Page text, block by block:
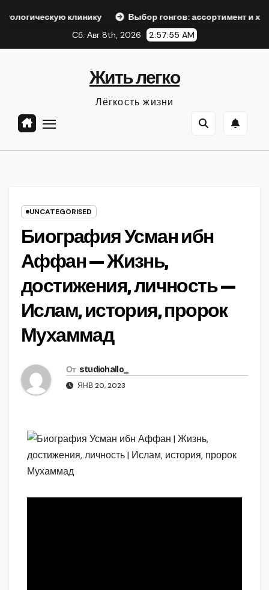
клинику
Выбор гонгов: ассортимент и
Сб. Авг 8th, 2026
2:57:56 AM
Жить легко
Лёгкость жизни
UNCATEGORISED
Биография Усман ибн
Аффан — Жизнь,
достижения, личность —
Ислам, история, пророк
Мухаммад
От studiohallo_
ЯНВ 20, 2023